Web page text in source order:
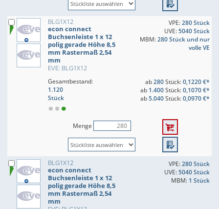
BLG1X12
econ connect
Buchsenleiste 1 x 12
polig gerade Höhe 8,5
mm Rastermaß 2,54
mm
EVE: BLG1X12
VPE:280 Stück
UVE:5040 Stück
MBM:280 Stück und nur
volle VE
Gesamtbestand:
1.120
Stück
ab280Stück:0,1220 €*
ab 1.400Stück:0,1070 €*
ab5.040Stück:0,0970 €*
Menge
BLG1X12
econ connect
Buchsenleiste 1 x 12
polig gerade Höhe 8,5
mm Rastermaß 2,54
mm
VPE:280 Stück
UVE:5040 Stück
MBM: 1 Stück